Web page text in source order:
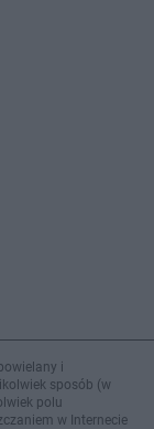
i
sposób (w
polu
w Internecie